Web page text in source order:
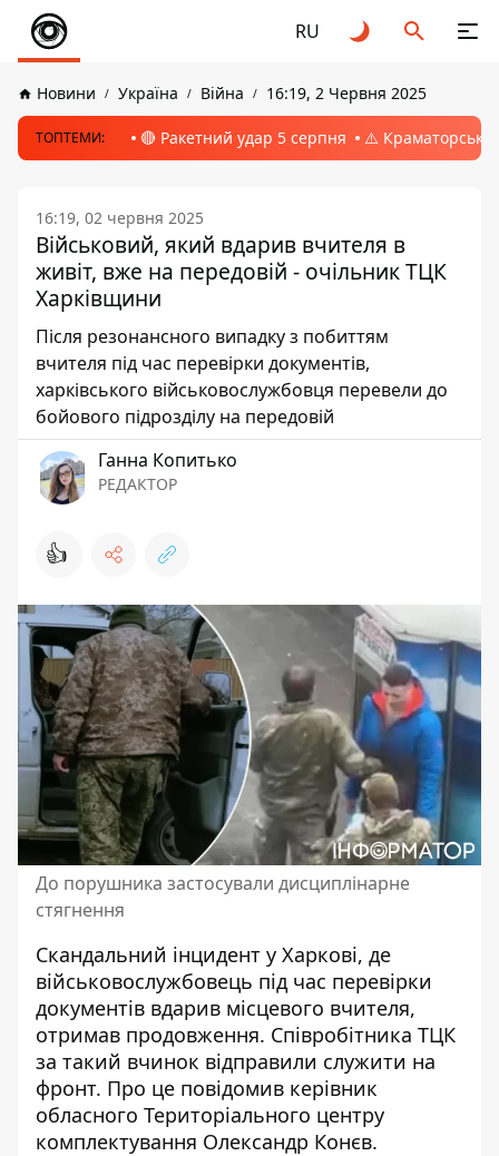
RU
Новини Україна Війна 16:19, 2 Червня 2025
ТОПТЕМИ: 🔴 Ракетний удар 5 серпня ⚠️ Краматорськ,
16:19, 02 червня 2025
Військовий, який вдарив вчителя в
живіт, вже на передовій - очільник ТЦК
Харківщини
Після резонансного випадку з побиттям
вчителя під час перевірки документів,
харківського військовослужбовця перевели до
бойового підрозділу на передовій
Ганна Копитько
РЕДАКТОР
👍
До порушника застосували дисциплінарне
стягнення
Скандальний інцидент у Харкові, де
військовослужбовець під час перевірки
документів вдарив місцевого вчителя,
отримав продовження. Співробітника ТЦК
за такий вчинок відправили служити на
фронт. Про це повідомив керівник
обласного Територіального центру
комплектування Олександр Конєв.